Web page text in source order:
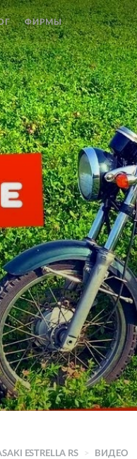
ФИРМЫ
ESTRELLA RS > ВИДЕО